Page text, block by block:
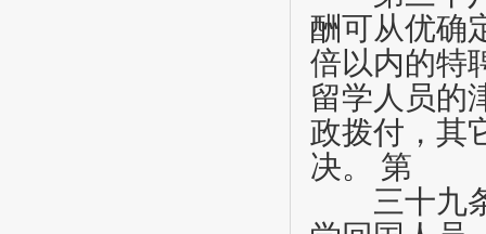
酬可从优确
倍以内的特
留学人员的
政拨付，其
决。
第
三十九